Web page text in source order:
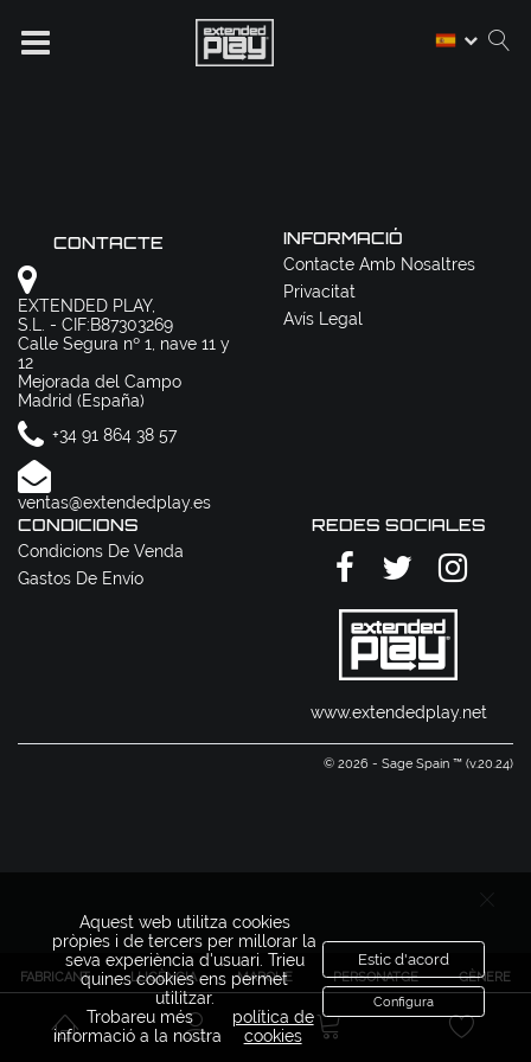
FABRICANT LLICÈNCIA MARQUE PERSONATGE GÈNERE
CONTACTE
EXTENDED PLAY,
S.L. - CIF:B87303269
Calle Segura nº 1, nave 11 y
12
Mejorada del Campo
Madrid (España)
+34 91 864 38 57
ventas@extendedplay.es
INFORMACIÓ
Contacte Amb Nosaltres
Privacitat
Avís Legal
CONDICIONS
Condicions De Venda
Gastos De Envío
REDES SOCIALES
www.extendedplay.net
© 2026 - Sage Spain ™ (v.20.24)
Aquest web utilitza cookies
pròpies i de tercers per millorar la
seva experiència d'usuari. Trieu
quines cookies ens permet
utilitzar.
Trobareu més
informació a la nostra
política de
cookies
Estic d'acord
Configura